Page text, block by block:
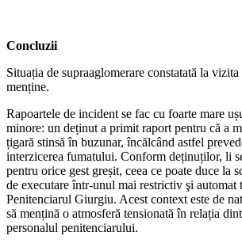
Concluzii
Situația de supraaglomerare constatată la vizita
menține.
Rapoartele de incident se fac cu foarte mare
minore: un deținut a primit raport pentru că a
țigară stinsă în buzunar, încălcând astfel
interzicerea fumatului. Conform deținuților, li
pentru orice gest greșit, ceea ce poate duce la
de executare într-unul mai restrictiv şi automat
Penitenciarul Giurgiu. Acest context este de
să mențină o atmosferă tensionată în relația
personalul penitenciarului.